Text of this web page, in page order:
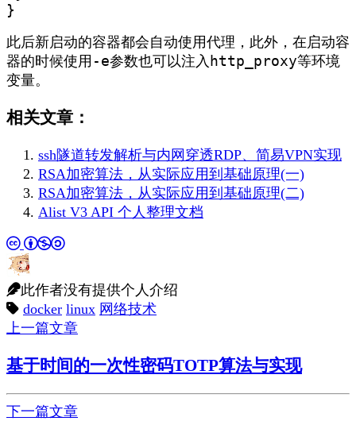
}
此后新启动的容器都会自动使用代理，此外，在启动容
器的时候使用 -e参数也可以注入 http_proxy等环境
变量。
相关文章：
ssh隧道转发解析与内网穿透RDP、简易VPN实现
RSA加密算法，从实际应用到基础原理(一)
RSA加密算法，从实际应用到基础原理(二)
Alist V3 API 个人整理文档
此作者没有提供个人介绍
docker linux 网络技术
上一篇文章
基于时间的一次性密码TOTP算法与实现
下一篇文章